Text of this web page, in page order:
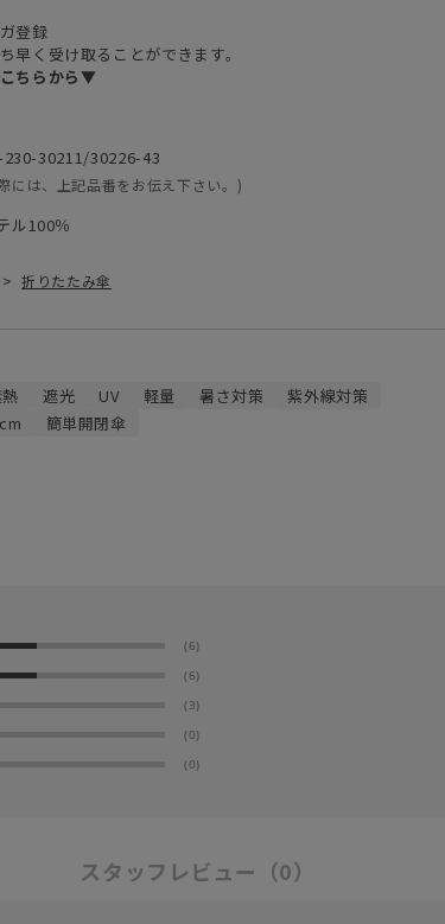
登録
早く受け取ることができます。
ちらから▼
230-30211/30226-43
には、上記品番をお伝え下さい。)
ル100％
> 折りたたみ傘
遮光 UV 軽量 暑さ対策
紫外線対策
簡単開閉傘
(6)
(6)
(3)
(0)
(0)
スタッフレビュー （0）